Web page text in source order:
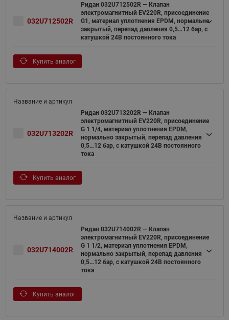
032U712502R
Ридан 032U712502R — Клапан
электромагнитный EV220R, присоединение
G1, материал уплотнения EPDM, нормально
закрытый, перепад давления 0,5…12 бар, с
катушкой 24В постоянного тока
Купить аналог
032U713202R
Ридан 032U713202R — Клапан
электромагнитный EV220R, присоединение
G 1 1/4, материал уплотнения EPDM,
нормально закрытый, перепад давления
0,5…12 бар, с катушкой 24В постоянного
тока
Купить аналог
032U714002R
Ридан 032U714002R — Клапан
электромагнитный EV220R, присоединение
G 1 1/2, материал уплотнения EPDM,
нормально закрытый, перепад давления
0,5…12 бар, с катушкой 24В постоянного
тока
Купить аналог